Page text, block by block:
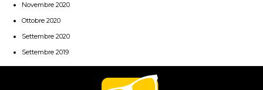
Novembre 2020
Ottobre 2020
Settembre 2020
Settembre 2019